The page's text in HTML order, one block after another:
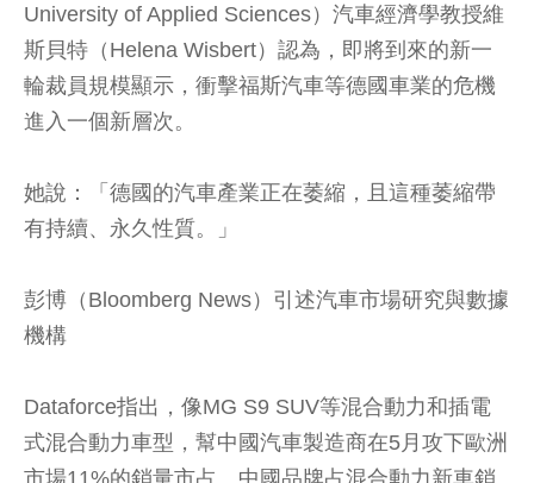
University of Applied Sciences）汽車經濟學教授維
斯貝特（Helena Wisbert）認為，即將到來的新一
輪裁員規模顯示，衝擊福斯汽車等德國車業的危機
進入一個新層次。
她說：「德國的汽車產業正在萎縮，且這種萎縮帶
有持續、永久性質。」
彭博（Bloomberg News）引述汽車市場研究與數據
機構
Dataforce指出，像MG S9 SUV等混合動力和插電
式混合動力車型，幫中國汽車製造商在5月攻下歐洲
市場11%的銷量市占。中國品牌占混合動力新車銷